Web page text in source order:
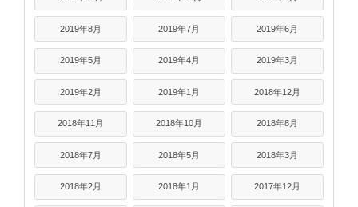
2019年8月 2019年7月 2019年6月
2019年5月 2019年4月 2019年3月
2019年2月 2019年1月 2018年12月
2018年11月 2018年10月 2018年8月
2018年7月 2018年5月 2018年3月
2018年2月 2018年1月 2017年12月